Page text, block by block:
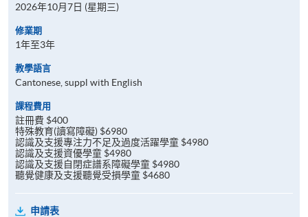
2026年10月7日 (星期三)
修業期
1年至3年
教學語言
Cantonese, suppl with English
課程費用
註冊費 $400
特殊教育(讀寫障礙) $6980
認識及支援專注力不足及過度活躍學童 $4980
認識及支援資優學童 $4980
認識及支援自閉症譜系障礙學童 $4980
聽覺健康及支援聽覺受損學童 $4680
申請表